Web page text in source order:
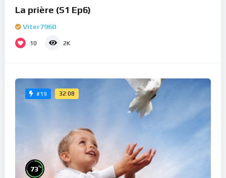
La prière (S1 Ep6)
Viter7960
10 2K
#19 32:08
73%